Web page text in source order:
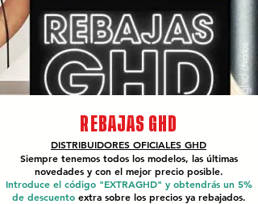
REBAJAS GHD
DISTRIBUIDORES OFICIALES GHD
Siempre tenemos todos los modelos, las últimas
novedades y con el mejor precio posible.
Introduce el código "EXTRAGHD" y obtendrás un 5%
de descuento extra sobre los precios ya rebajados.